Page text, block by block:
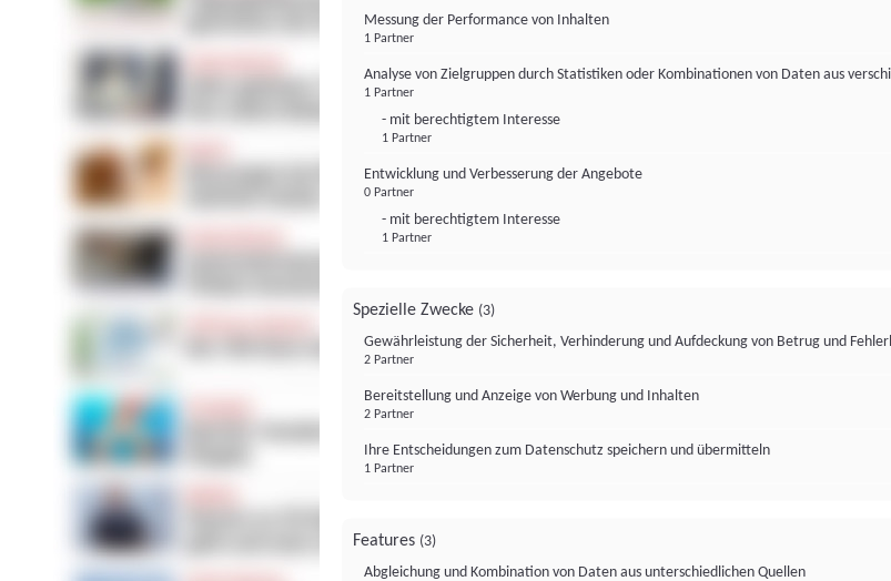
Messung der Performance von Inhalten
1 Partner
Analyse von Zielgruppen durch Statistiken oder Kombinationen von Daten aus
1 Partner
- mit berechtigtem Interesse
1 Partner
Entwicklung und Verbesserung der Angebote
0 Partner
- mit berechtigtem Interesse
1 Partner
Spezielle Zwecke (3)
Gewährleistung der Sicherheit, Verhinderung und Aufdeckung von Betrug und
2 Partner
Bereitstellung und Anzeige von Werbung und Inhalten
2 Partner
Ihre Entscheidungen zum Datenschutz speichern und übermitteln
1 Partner
Features (3)
Abgleichung und Kombination von Daten aus unterschiedlichen Quellen